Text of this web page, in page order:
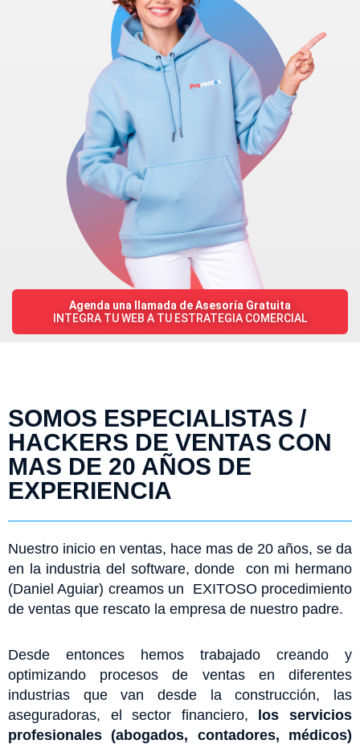
Agenda una llamada de Asesoría Gratuita
INTEGRA TU WEB A TU ESTRATEGIA COMERCIAL
SOMOS ESPECIALISTAS /
HACKERS DE VENTAS CON
MAS DE 20 AÑOS DE
EXPERIENCIA
Nuestro inicio en ventas, hace mas de 20 años, se da
en la industria del software, donde con mi hermano
(Daniel Aguiar) creamos un EXITOSO procedimiento
de ventas que rescato la empresa de nuestro padre.
Desde entonces hemos trabajado creando y
optimizando procesos de ventas en diferentes
industrias que van desde la construcción, las
aseguradoras, el sector financiero,
los servicios
profesionales (abogados, contadores, médicos)